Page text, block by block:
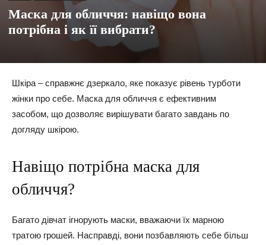
Маска для обличчя: навіщо вона
потрібна і як її вибрати?
Шкіра – справжнє дзеркало, яке показує рівень турботи
жінки про себе. Маска для обличчя є ефективним
засобом, що дозволяє вирішувати багато завдань по
догляду шкірою.
Навіщо потрібна маска для
обличчя?
Багато дівчат ігнорують маски, вважаючи їх марною
тратою грошей. Насправді, вони позбавляють себе більш